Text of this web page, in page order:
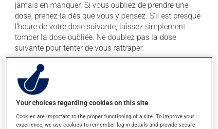
jamais en manquer. Si vous oubliez de prendre une
dose, prenez-la dès que vous y pensez. S'il est presque
l'heure de votre dose suivante, laissez simplement
tomber la dose oubliée. Ne doublez pas la dose
suivante pour tenter de vous rattraper.
Ce médicament peut être pris avec ou sans nourriture,
sans égard aux repas ou aux collations. Évitez de
prendre du pamplemousse ou du jus de
pamplemousse durant tout votre traitement. Le
pamplemousse peut sensiblement modifier l'effet de
votre médicament.
Your choices regarding cookies on this site
Cookies are important to the proper functioning of a site. To improve your
experience, we use cookies to remember log-in details and provide secure